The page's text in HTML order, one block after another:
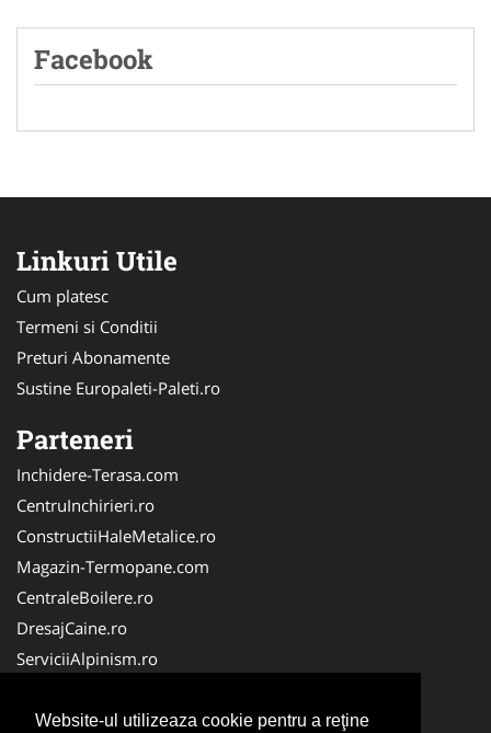
Website-ul utilizeaza cookie pentru a reţine
Facebook
Linkuri Utile
Cum platesc
Termeni si Conditii
Preturi Abonamente
Sustine Europaleti-Paleti.ro
Parteneri
Inchidere-Terasa.com
CentruInchirieri.ro
ConstructiiHaleMetalice.ro
Magazin-Termopane.com
CentraleBoilere.ro
DresajCaine.ro
ServiciiAlpinism.ro
Alpinist-Utilitar.com